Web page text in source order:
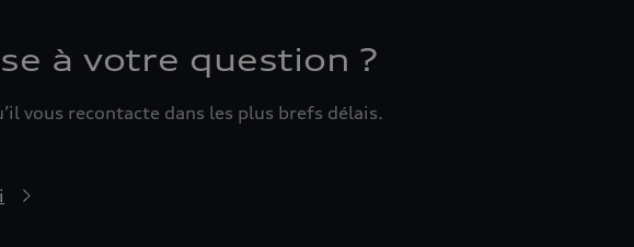
à votre question ?
vous recontacte dans les plus brefs délais.